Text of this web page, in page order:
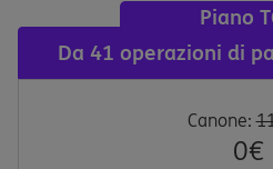
Piano
Da 41 operazioni di
Canone:
0€